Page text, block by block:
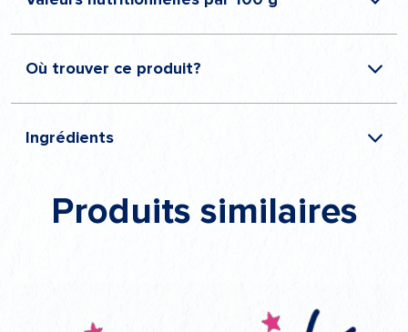
Energie 501 kJ / 119 kcal
Matières grasses 2,8 g
Glucides 19,5 g
Sel 0,08 g
Où trouver ce produit?
en magasin
Ingrédients
Lait
Produits similaires